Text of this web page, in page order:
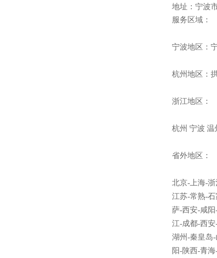
地址：宁波
服务区域：
宁波地区：
杭州地区：
浙江地区：
杭州 宁波
省外地区：
北京- 上海-浙
江苏-常熟-石
萨-西安-咸阳
江-成都-西安
湖州-秦皇岛-
阳-陕西-青海